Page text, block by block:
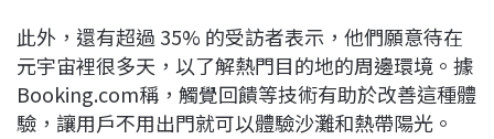
此外，還有超過 35% 的受訪者表示，他們願意待在
元宇宙裡很多天，以了解熱門目的地的周邊環境。據
Booking.com稱，觸覺回饋等技術有助於改善這種體
驗，讓用戶不用出門就可以體驗沙灘和熱帶陽光。